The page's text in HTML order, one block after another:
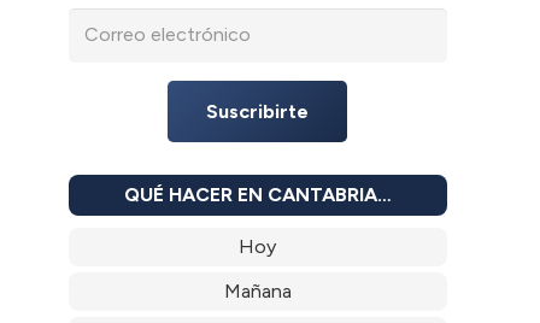
Suscribirte
QUÉ HACER EN CANTABRIA…
Hoy
Mañana